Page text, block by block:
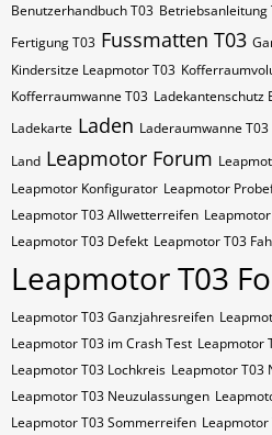
Benutzerhandbuch T03 Betriebsanleitung
Fertigung T03 Fussmatten T03
Kindersitze Leapmotor T03
Kofferraumwanne T03 Ladekantenschutz
Ladekarte Laden Laderaumwanne T03
Land Leapmotor Forum
Leapmotor Konfigurator Leapmotor
Leapmotor T03 Allwetterreifen
Leapmotor T03 Defekt Leapmotor T03
Leapmotor T03
Leapmotor T03 Ganzjahresreifen
Leapmotor T03 im Crash Test Leapmotor
Leapmotor T03 Lochkreis Leapmotor T03
Leapmotor T03 Neuzulassungen
Leapmotor T03 Sommerreifen